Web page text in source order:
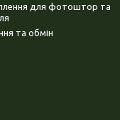
для фотоштор та
та обмін